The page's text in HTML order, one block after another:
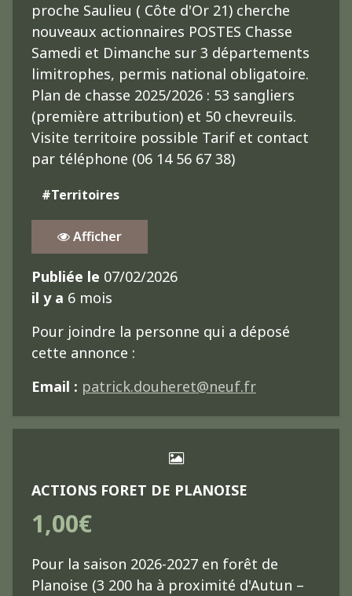
proche Saulieu ( Côte d'Or 21) cherche
nouveaux actionnaires POSTES Chasse
Samedi et Dimanche sur 3 départements
limitrophes, permis national obligatoire.
Plan de chasse 2025/2026 : 53 sangliers
(première attribution) et 50 chevreuils.
Visite territoire possible Tarif et contact
par téléphone (06 14 56 67 38)
#Territoires
Afficher
Publiée le 07/02/2026
il y a 6 mois
Pour joindre la personne qui a déposé
cette annonce :
Email : patrick.douheret@neuf.fr
ACTIONS FORET DE PLANOISE
1,00€
Pour la saison 2026-2027 en forêt de
Planoise (3 200 ha à proximité d'Autun –